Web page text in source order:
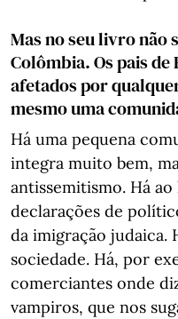
Mas no seu livro não
Colômbia. Os pais
afetados por
mesmo uma
Há uma pequena
integra muito bem,
antissemitismo. Há
declarações de
da imigração judaica.
sociedade. Há, por
comerciantes onde
vampiros, que nos